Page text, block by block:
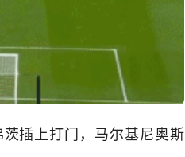
插上打门，马尔基尼奥斯